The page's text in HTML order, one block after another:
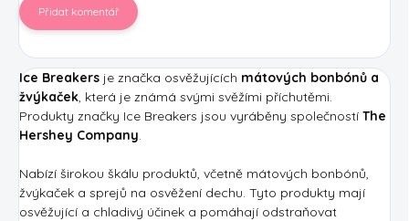
Přidat komentář
Ice Breakers je značka osvěžujících mátových bonbónů a
žvýkaček, která je známá svými svěžími příchutěmi.
Produkty značky Ice Breakers jsou vyráběny společností The
Hershey Company.
Nabízí širokou škálu produktů, včetně mátových bonbónů,
žvýkaček a sprejů na osvěžení dechu. Tyto produkty mají
osvěžující a chladivý účinek a pomáhají odstraňovat